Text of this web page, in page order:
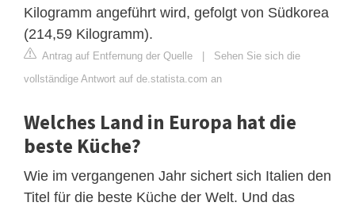
Kilogramm angeführt wird, gefolgt von Südkorea
(214,59 Kilogramm).
Antrag auf Entfernung der Quelle | Sehen Sie sich die
vollständige Antwort auf de.statista.com an
Welches Land in Europa hat die
beste Küche?
Wie im vergangenen Jahr sichert sich Italien den
Titel für die beste Küche der Welt. Und das